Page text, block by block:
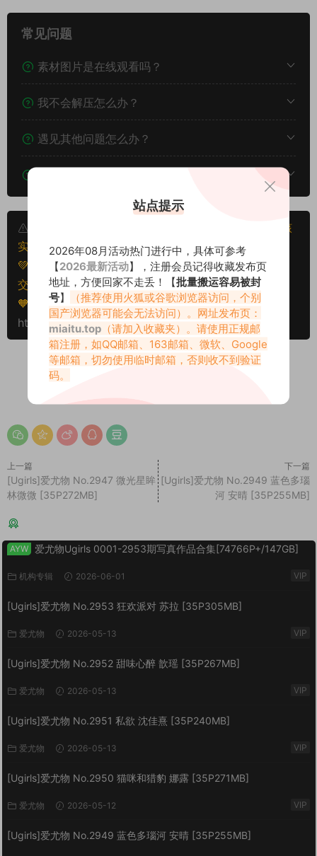
常见问题
素材图片是在线观看吗？
我不会解压怎么办？
遇见其他问题怎么办？
本文资源仅供个人参考学习，请勿批量搬运，一经核
实将封禁账号权限！
💚本文资源均来源网友分享，若侵犯了您的权益可以提
交工单处理。
🧡转载请注明出处！原文链接：
https://miaitu.cc/81256.html
上一篇
[Ugirls]爱尤物 No.2947 微光星眸
林微微 [35P272MB]
下一篇
[Ugirls]爱尤物 No.2949 蓝色多瑙
河 安晴 [35P255MB]
AYW 爱尤物Ugirls 0001-2953期写真作品合集[74766P+/147GB]
机构专辑 2026-06-01 VIP
[Ugirls]爱尤物 No.2953 狂欢派对 苏拉 [35P305MB]
爱尤物 2026-05-13 VIP
[Ugirls]爱尤物 No.2952 甜味心醉 歆瑶 [35P267MB]
爱尤物 2026-05-13 VIP
[Ugirls]爱尤物 No.2951 私欲 沈佳熹 [35P240MB]
爱尤物 2026-05-13 VIP
[Ugirls]爱尤物 No.2950 猫咪和猎豹 娜露 [35P271MB]
爱尤物 2026-05-12 VIP
[Ugirls]爱尤物 No.2949 蓝色多瑙河 安晴 [35P255MB]
站点提示
2026年08月活动热门进行中，具体可参考
【2026最新活动】，注册会员记得收藏发布页
地址，方便回家不走丢！【批量搬运容易被封
号】
（推荐使用火狐或谷歌浏览器访问，个别
国产浏览器可能会无法访问）。网址发布页：
miaitu.top （请加入收藏夹）。请使用正规邮
箱注册，如QQ邮箱、163邮箱、微软、Google
等邮箱，切勿使用临时邮箱，否则收不到验证
码。